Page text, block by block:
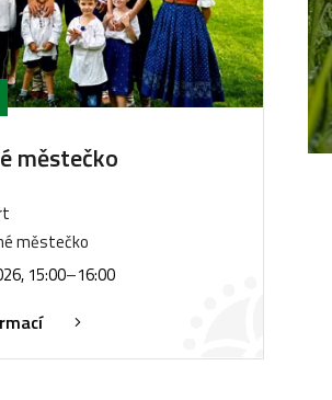
městečko
městečko
15:00–16:00